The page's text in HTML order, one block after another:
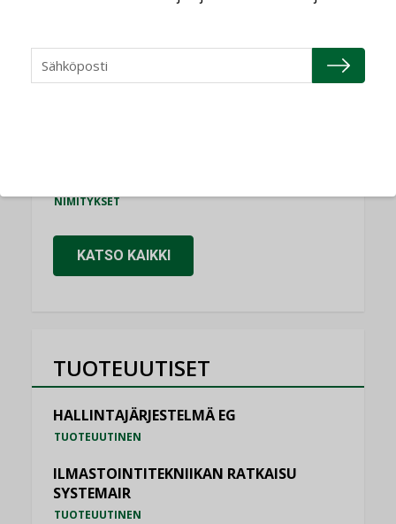
Refair
NIMITYKSET
NIMITYKSET
KATSO KAIKKI
TUOTEUUTISET
HALLINTAJÄRJESTELMÄ EG
TUOTEUUTINEN
ILMASTOINTITEKNIIKAN RATKAISU
SYSTEMAIR
TUOTEUUTINEN